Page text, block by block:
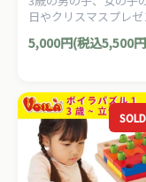
日やクリスマスプレ
人気。自由自在に迷路
ープをつくって遊べる
5,000円(税込5,500